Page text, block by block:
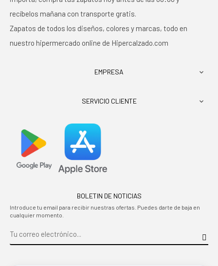
recíbelos mañana con transporte gratis.
Zapatos de todos los diseños, colores y marcas, todo en
nuestro hipermercado online de Hipercalzado.com
EMPRESA 
SERVICIO CLIENTE 
BOLETIN DE NOTICIAS
Introduce tu email para recibir nuestras ofertas. Puedes darte de baja en
cualquier momento.